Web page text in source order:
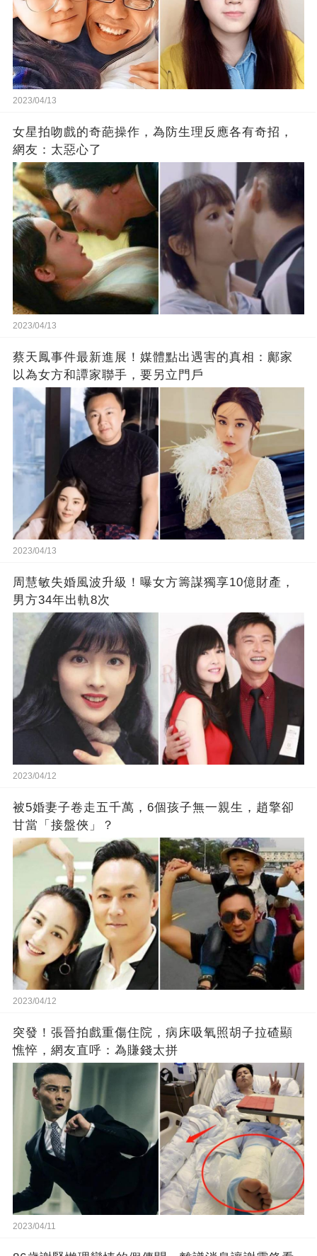
2023/04/13
女星拍吻戲的奇葩操作，為防生理反應各有奇招，
網友：太惡心了
2023/04/13
蔡天鳳事件最新進展！媒體點出遇害的真相：鄺家
以為女方和譚家聯手，要另立門戶
2023/04/13
周慧敏失婚風波升級！曝女方籌謀獨享10億財產，
男方34年出軌8次
2023/04/12
被5婚妻子卷走五千萬，6個孩子無一親生，趙擎卻
甘當「接盤俠」？
2023/04/12
突發！張晉拍戲重傷住院，病床吸氧照胡子拉碴顯
憔悴，網友直呼：為賺錢太拼
2023/04/11